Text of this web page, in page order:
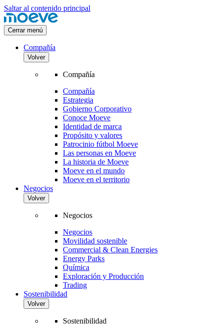
Saltar al contenido principal
Cerrar menú
Compañía
Volver
Compañía
Compañía
Estrategia
Gobierno Corporativo
Conoce Moeve
Identidad de marca
Propósito y valores
Patrocinio fútbol Moeve
Las personas en Moeve
La historia de Moeve
Moeve en el mundo
Moeve en el territorio
Negocios
Volver
Negocios
Negocios
Movilidad sostenible
Commercial & Clean Energies
Energy Parks
Química
Exploración y Producción
Trading
Sostenibilidad
Volver
Sostenibilidad